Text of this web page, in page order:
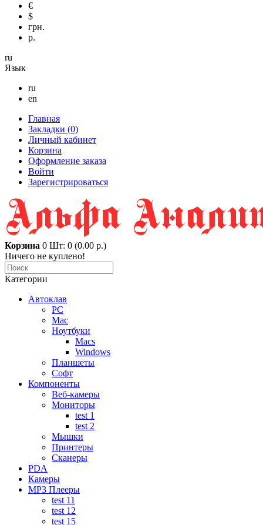
€
$
грн.
р.
ru
Язык
ru
en
Главная
Закладки (0)
Личный кабинет
Корзина
Оформление заказа
Войти
Зарегистрироваться
Корзина 0 Шт: 0 (0.00 р.)
Ничего не куплено!
Категории
Автоклав
PC
Mac
Ноутбуки
Macs
Windows
Планшеты
Софт
Компоненты
Веб-камеры
Мониторы
test 1
test 2
Мышки
Принтеры
Сканеры
PDA
Камеры
MP3 Плееры
test 11
test 12
test 15